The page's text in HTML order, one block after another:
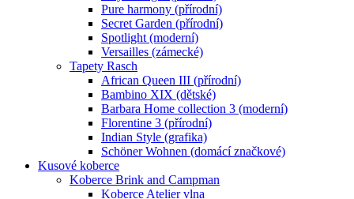
Pure harmony (přírodní)
Secret Garden (přírodní)
Spotlight (moderní)
Versailles (zámecké)
Tapety Rasch
African Queen III (přírodní)
Bambino XIX (dětské)
Barbara Home collection 3 (moderní)
Florentine 3 (přírodní)
Indian Style (grafika)
Schöner Wohnen (domácí značkové)
Kusové koberce
Koberce Brink and Campman
Koberce Atelier vlna